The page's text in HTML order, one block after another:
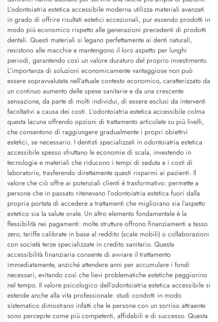
L’odontoiatria estetica accessibile moderna utilizza materiali avanzati
in grado di offrire risultati estetici eccezionali, pur essendo prodotti in
modo più economico rispetto alle generazioni precedenti di prodotti
dentali. Questi materiali si legano perfettamente ai denti naturali,
resistono alle macchie e mantengono il loro aspetto per lunghi
periodi, garantendo così un valore duraturo del proprio investimento.
L’importanza di soluzioni economicamente vantaggiose non può
essere sopravvalutata nell’attuale contesto economico, caratterizzato da
un continuo aumento delle spese sanitarie e da una crescente
sensazione, da parte di molti individui, di essere esclusi da interventi
facoltativi a causa dei costi. L’odontoiatria estetica accessibile colma
questa lacuna offrendo opzioni di trattamento articolate su più livelli,
che consentono di raggiungere gradualmente i propri obiettivi
estetici, se necessario. I dentisti specializzati in odontoiatria estetica
accessibile spesso sfruttano le economie di scala, investendo in
tecnologie e materiali che riducono i tempi di seduta e i costi di
laboratorio, trasferendo direttamente questi risparmi ai pazienti. Il
valore che ciò offre ai potenziali clienti è trasformativo: permette a
persone che in passato ritenevano l’odontoiatria estetica fuori dalla
propria portata di accedere a trattamenti che migliorano sia l’aspetto
estetico sia la salute orale. Un altro elemento fondamentale è la
flessibilità nei pagamenti: molte strutture offrono finanziamenti a tasso
zero, tariffe calibrate in base al reddito (scale mobili) o collaborazioni
con società terze specializzate in credito sanitario. Questa
accessibilità finanziaria consente di avviare il trattamento
immediatamente, anziché attendere anni per accumulare i fondi
necessari, evitando così che lievi problematiche estetiche peggiorino
nel tempo. Il valore psicologico dell’odontoiatria estetica accessibile si
estende anche alla vita professionale: studi condotti in modo
sistematico dimostrano infatti che le persone con un sorriso attraente
sono percepite come più competenti, affidabili e di successo. Questa